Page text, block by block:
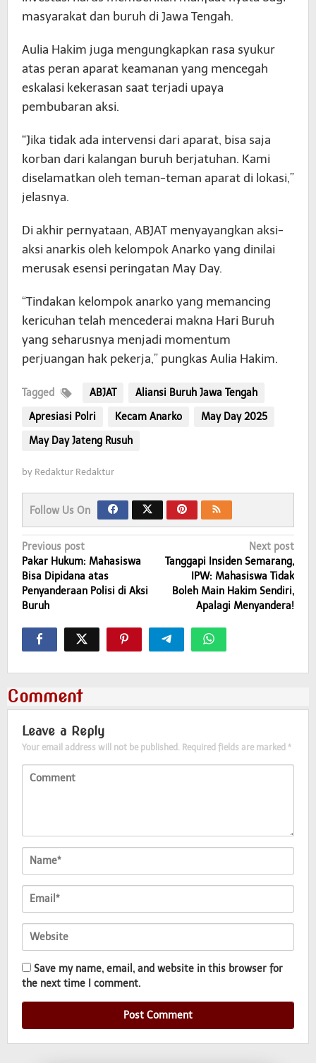
masyarakat dan buruh di Jawa Tengah.
Aulia Hakim juga mengungkapkan rasa syukur
atas peran aparat keamanan yang mencegah
eskalasi kekerasan saat terjadi upaya
pembubaran aksi.
“Jika tidak ada intervensi dari aparat, bisa saja
korban dari kalangan buruh berjatuhan. Kami
diselamatkan oleh teman-teman aparat di lokasi,”
jelasnya.
Di akhir pernyataan, ABJAT menyayangkan aksi-
aksi anarkis oleh kelompok Anarko yang dinilai
merusak esensi peringatan May Day.
“Tindakan kelompok anarko yang memancing
kericuhan telah mencederai makna Hari Buruh
yang seharusnya menjadi momentum
perjuangan hak pekerja,” pungkas Aulia Hakim.
Tagged ABJAT
Aliansi Buruh Jawa Tengah
Apresiasi Polri
Kecam Anarko
May Day 2025
May Day Jateng Rusuh
by Redaktur Redaktur
Follow Us On
Post
navigation
Previous post
Pakar Hukum: Mahasiswa
Bisa Dipidana atas
Penyanderaan Polisi di Aksi
Buruh
Next post
Tanggapi Insiden Semarang,
IPW: Mahasiswa Tidak
Boleh Main Hakim Sendiri,
Apalagi Menyandera!
Comment
Leave a Reply
Your email address will not be published. Required fields are marked *
Save my name, email, and website in this browser for
the next time I comment.